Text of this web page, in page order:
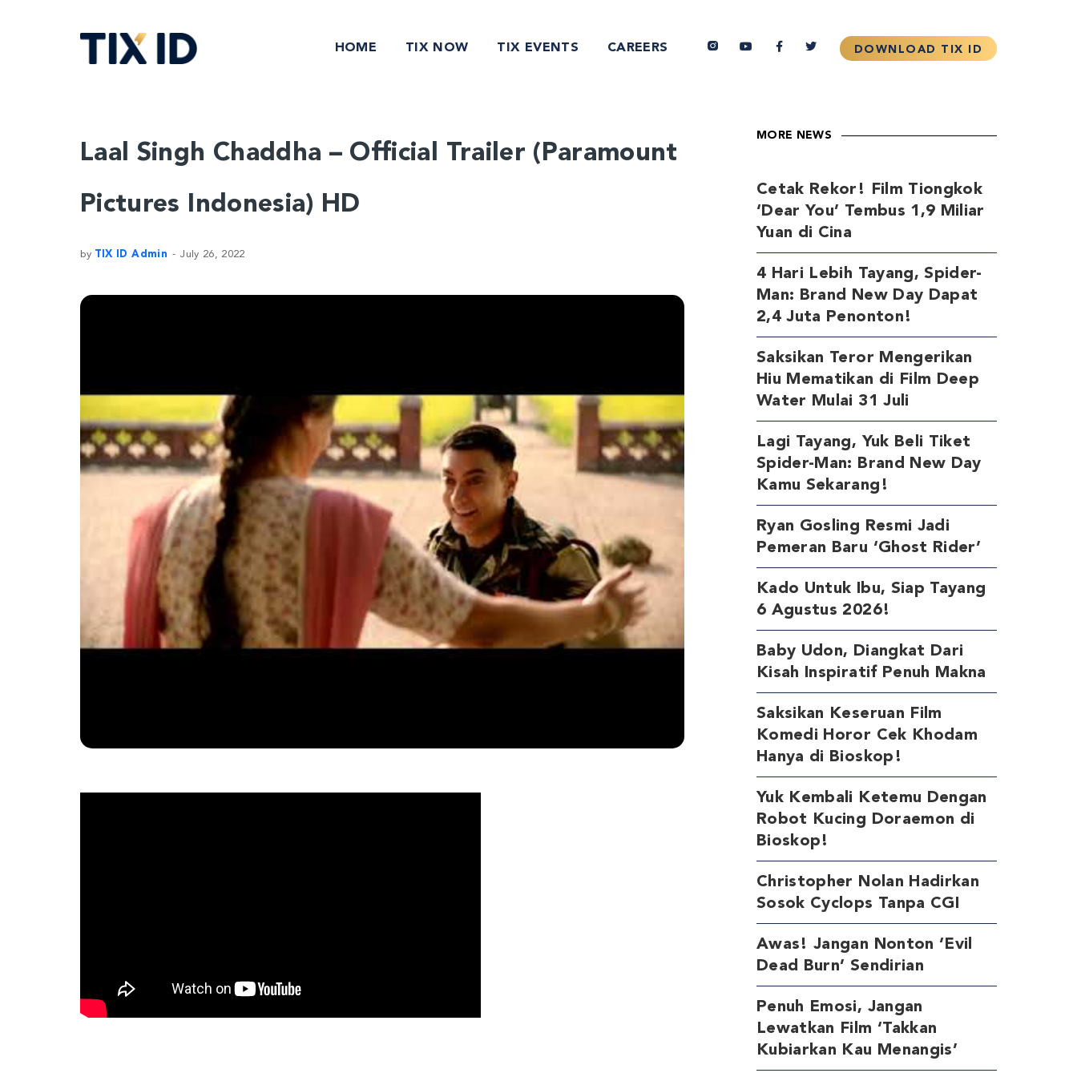
HOME TIX NOW TIX EVENTS CAREERS
Laal Singh Chaddha – Official Trailer (Paramount
Pictures Indonesia) HD
by TIX ID Admin July 26, 2022
MORE NEWS
Cetak Rekor! Film Tiongkok
‘Dear You’ Tembus 1,9 Miliar
Yuan di Cina
4 Hari Lebih Tayang, Spider-
Man: Brand New Day Dapat
2,4 Juta Penonton!
Saksikan Teror Mengerikan
Hiu Mematikan di Film Deep
Water Mulai 31 Juli
Lagi Tayang, Yuk Beli Tiket
Spider-Man: Brand New Day
Kamu Sekarang!
Ryan Gosling Resmi Jadi
Pemeran Baru ‘Ghost Rider’
Kado Untuk Ibu, Siap Tayang
6 Agustus 2026!
Baby Udon, Diangkat Dari
Kisah Inspiratif Penuh Makna
Saksikan Keseruan Film
Komedi Horor Cek Khodam
Hanya di Bioskop!
Yuk Kembali Ketemu Dengan
Robot Kucing Doraemon di
Bioskop!
Christopher Nolan Hadirkan
Sosok Cyclops Tanpa CGI
Awas! Jangan Nonton ‘Evil
Dead Burn’ Sendirian
Penuh Emosi, Jangan
Lewatkan Film ‘Takkan
Kubiarkan Kau Menangis’